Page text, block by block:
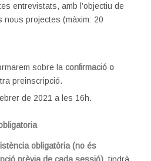
entrevistats, amb l’objectiu de
nous projectes (màxim: 20
sobre la confirmació o
preinscripció.
de 2021 a les 16h.
obligatòria (no és
prèvia de cada sessió), tindrà